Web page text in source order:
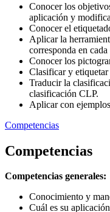
Conocer los
aplicación y
Conocer el
Aplicar la
corresponda en cada
Conocer los
Clasificar y
Traducir la
clasificación CLP.
Aplicar con
Competencias
Competencias
Competencias generales:
Conocimiento y
Cuál es su